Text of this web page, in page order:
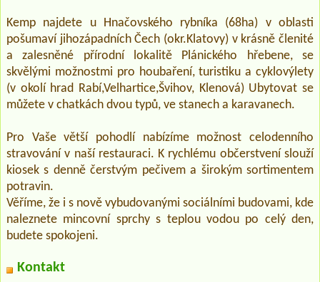
Kemp najdete u Hnačovského rybníka (68ha) v oblasti
pošumaví jihozápadních Čech (okr.Klatovy) v krásně členité
a zalesněné přírodní lokalitě Plánického hřebene, se
skvělými možnostmi pro houbaření, turistiku a cyklovýlety
(v okolí hrad Rabí,Velhartice,Švihov, Klenová) Ubytovat se
můžete v chatkách dvou typů, ve stanech a karavanech.
Pro Vaše větší pohodlí nabízíme možnost celodenního
stravování v naší restauraci. K rychlému občerstvení slouží
kiosek s denně čerstvým pečivem a širokým sortimentem
potravin.
Věříme, že i s nově vybudovanými sociálními budovami, kde
naleznete mincovní sprchy s teplou vodou po celý den,
budete spokojeni.
Kontakt